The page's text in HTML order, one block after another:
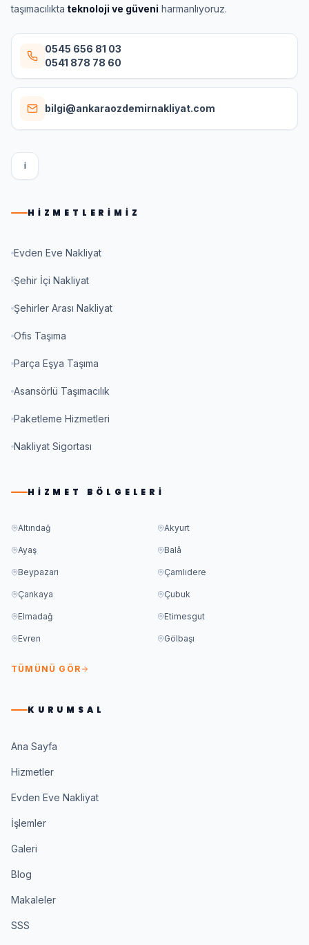
taşımacılıkta teknoloji ve güveni harmanlıyoruz.
0545 656 81 03
0541 878 78 60
bilgi@ankaraozdemirnakliyat.com
I
HIZMETLERIMIZ
Evden Eve Nakliyat
Şehir İçi Nakliyat
Şehirler Arası Nakliyat
Ofis Taşıma
Parça Eşya Taşıma
Asansörlü Taşımacılık
Paketleme Hizmetleri
Nakliyat Sigortası
HIZMET BÖLGELERI
Altındağ Akyurt
Ayaş Balâ
Beypazarı Çamlıdere
Çankaya Çubuk
Elmadağ Etimesgut
Evren Gölbaşı
TÜMÜNÜ GÖR
KURUMSAL
Ana Sayfa
Hizmetler
Evden Eve Nakliyat
İşlemler
Galeri
Blog
Makaleler
SSS